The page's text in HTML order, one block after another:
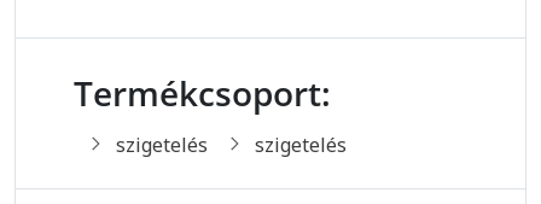
Termékcsoport:
szigetelés szigetelés